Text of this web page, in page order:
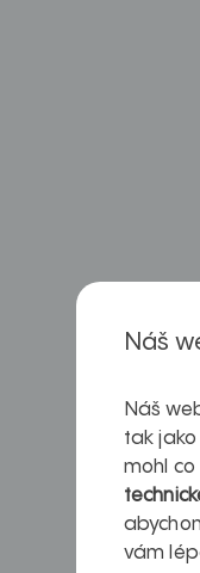
Náš
Náš
tak
mohl
vám